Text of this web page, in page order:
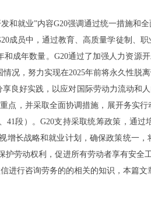
就业”内容G20强调通过统一措施和
成员中，通过教育、高质量学徒制、
成年数量。G20通过了加强人力资源
况，努力实现在2025年前将永久性脱
良好实践，以应对国际劳动力流动和
，并采取全面协调措施，展开务实
段）。G20支持采取统筹政策，通过
长战略和就业计划，确保政策统一
劳动权利，促进所有劳动者享有安全工
进行咨询劳务的的相关的知识，本篇文